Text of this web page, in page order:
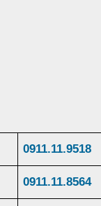
0911.11.9518
0911.11.8564